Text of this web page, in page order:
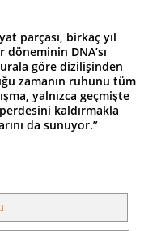
parçası, birkaç yıl
DNA’sı
göre dizilişinden
zamanın ruhunu tüm
yalnızca geçmişte
kaldırmakla
da sunuyor.”
ve Yusuf’u
ama başarı şansı
büyük bir